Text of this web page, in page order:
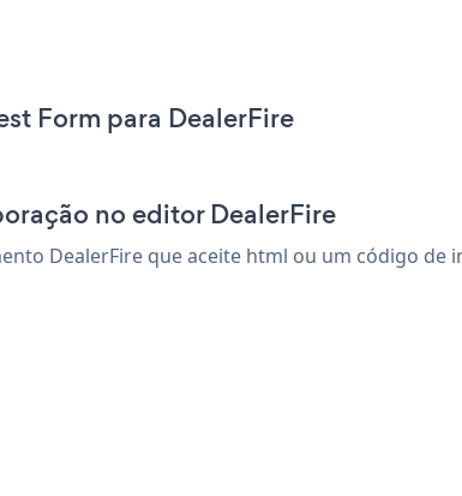
Form para DealerFire
no editor DealerFire
DealerFire que aceite html ou um código de